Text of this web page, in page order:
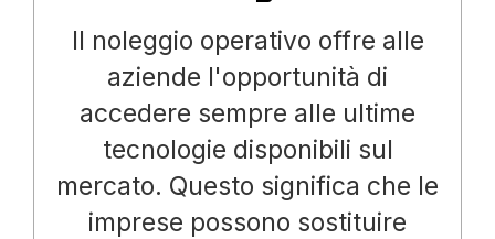
Il noleggio operativo offre alle
aziende l'opportunità di
accedere sempre alle ultime
tecnologie disponibili sul
mercato. Questo significa che le
imprese possono sostituire